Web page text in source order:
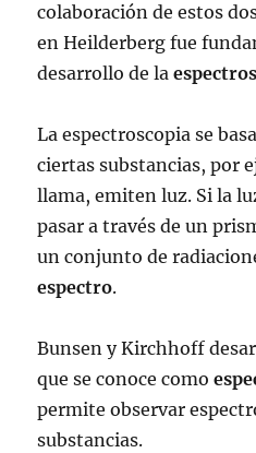
colaboración de estos
en Heilderberg fue
desarrollo de la
La espectroscopia se
ciertas substancias, por
llama, emiten luz. Si la
pasar a través de un
un conjunto de
espectro.
Bunsen y Kirchhoff
que se conoce como
permite observar
substancias.